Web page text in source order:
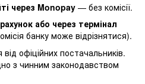
через Monopay — без комісії.
або через термінал
банку може відрізнятися).
офіційних постачальників.
з чинним законодавством